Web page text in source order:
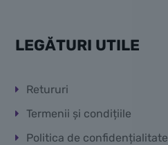
LEGĂTURI UTILE
Retururi
Termenii și condițiile
Politica de confidențialitate